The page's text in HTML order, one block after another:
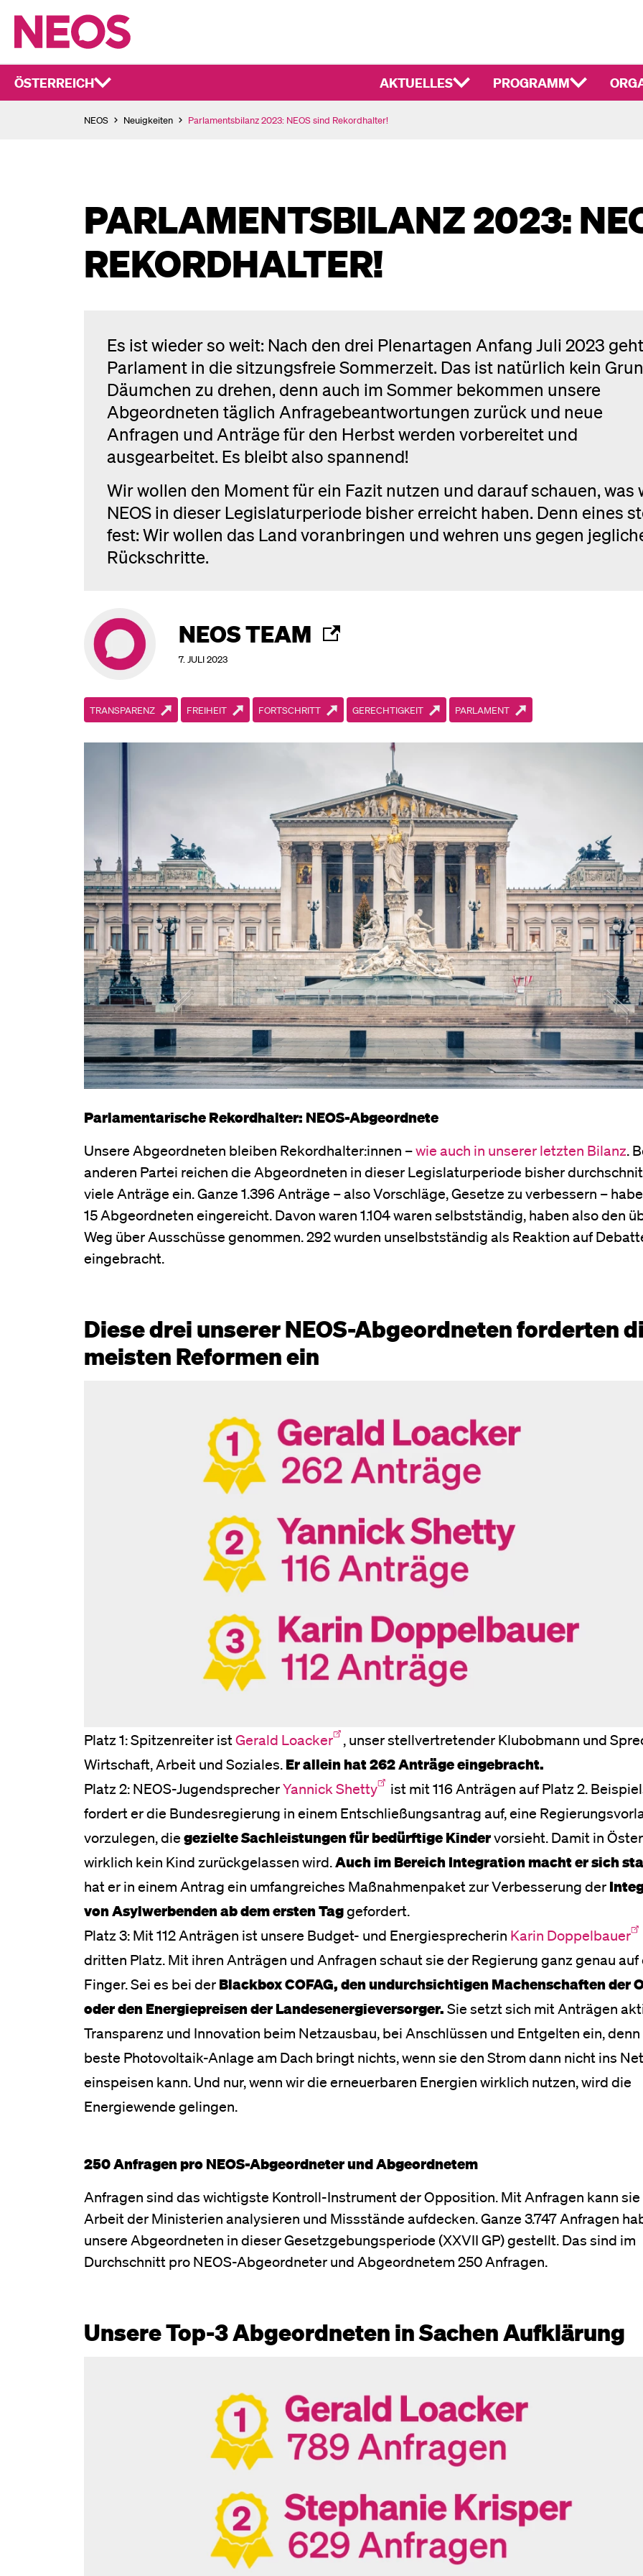
ÖSTERREICH AKTUELLES PROGRAMM
NEOS Neuigkeiten Parlamentsbilanz 2023: NEOS sind Rekordhalter!
PARLAMENTS­BILANZ 2023:
REKORDHALTER!
Es ist wieder so weit: Nach den drei Plenartagen Anfang Juli 2023
Parlament in die sitzungsfreie Sommerzeit. Das ist natürlich kein
Däumchen zu drehen, denn auch im Sommer bekommen unsere
Abgeordneten täglich Anfragebeantwortungen zurück und neue
Anfragen und Anträge für den Herbst werden vorbereitet und
ausgearbeitet. Es bleibt also spannend!
Wir wollen den Moment für ein Fazit nutzen und darauf schauen, was
NEOS in dieser Legislaturperiode bisher erreicht haben. Denn eines
fest: Wir wollen das Land voranbringen und wehren uns gegen
Rückschritte.
NEOS TEAM
7. JULI 2023
TRANSPARENZ FREIHEIT FORTSCHRITT GERECHTIGKEIT PARLAMENT
Parlamentarische Rekordhalter: NEOS-Abgeordnete
Unsere Abgeordneten bleiben Rekordhalter:innen –wie auch in unserer letzten Bilanz.
anderen Partei reichen die Abgeordneten in dieser Legislaturperiode bisher
viele Anträge ein. Ganze 1.396 Anträge – also Vorschläge, Gesetze zu verbessern –
15 Abgeordneten eingereicht. Davon waren 1.104 waren selbstständig, haben also den
Weg über Ausschüsse genommen. 292 wurden unselbstständig als Reaktion auf
eingebracht.
Diese drei unserer NEOS-Abgeordneten forderten
meisten Reformen ein
Platz 1: Spitzenreiter istGerald Loacker , unser stellvertretender Klubobmann und
Wirtschaft, Arbeit und Soziales.Er allein hat 262 Anträge eingebracht.
Platz 2: NEOS-JugendsprecherYannick Shetty
ist mit 116 Anträgen auf Platz 2.
fordert er die Bundesregierung in einem Entschließungsantrag auf, eine
vorzulegen, diegezielte Sachleistungen für bedürftige Kindervorsieht. Damit in
wirklich kein Kind zurückgelassen wird.Auch im Bereich Integration macht er sich
hat er in einem Antrag ein umfangreiches Maßnahmenpaket zur Verbesserung der
von Asylwerbenden ab dem ersten Taggefordert.
Platz 3: Mit 112 Anträgen ist unsere Budget- und Energiesprecherin Karin Doppelbauer
dritten Platz. Mit ihren Anträgen und Anfragen schaut sie der Regierung ganz genau auf
Finger. Sei es bei derBlackbox COFAG, den undurchsichtigen Machenschaften der
oder den Energiepreisen der Landesenergieversorger.Sie setzt sich mit Anträgen
Transparenz und Innovation beim Netzausbau, bei Anschlüssen und Entgelten ein,
beste Photovoltaik-Anlage am Dach bringt nichts, wenn sie den Strom dann nicht ins
einspeisen kann. Und nur, wenn wir die erneuerbaren Energien wirklich nutzen, wird die
Energiewende gelingen.
250 Anfragen pro NEOS-Abgeordneter und Abgeordnetem
Anfragen sind das wichtigste Kontroll-Instrument der Opposition. Mit Anfragen kann
Arbeit der Ministerien analysieren und Missstände aufdecken. Ganze 3.747 Anfragen
unsere Abgeordneten in dieser Gesetzgebungsperiode (XXVII GP) gestellt. Das sind im
Durchschnitt pro NEOS-Abgeordneter und Abgeordnetem 250 Anfragen.
Unsere Top-3 Abgeordneten in Sachen Aufklärung